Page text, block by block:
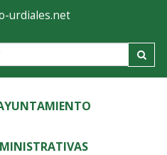
urdiales.net